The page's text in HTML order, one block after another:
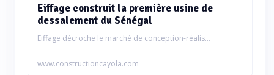
Eiffage construit la première usine de
dessalement du Sénégal
Eiffage décroche le marché de conception-réalis...
www.constructioncayola.com